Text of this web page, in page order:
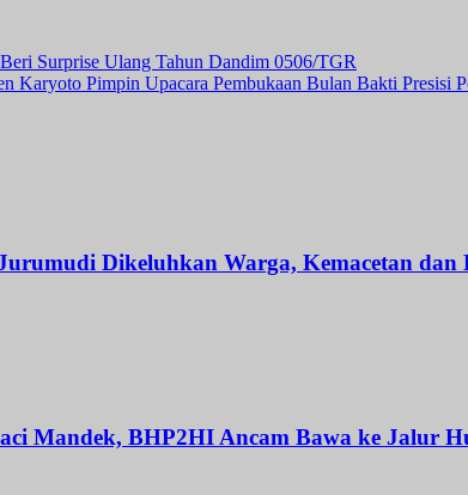
Surprise Ulang Tahun Dandim 0506/TGR
Karyoto Pimpin Upacara Pembukaan Bulan Bakti Presisi
Dikeluhkan Warga, Kemacetan dan
Mandek, BHP2HI Ancam Bawa ke Jalur